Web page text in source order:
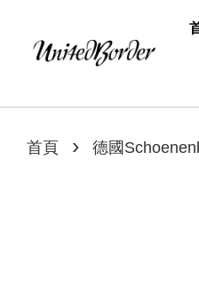
首頁 › 德國